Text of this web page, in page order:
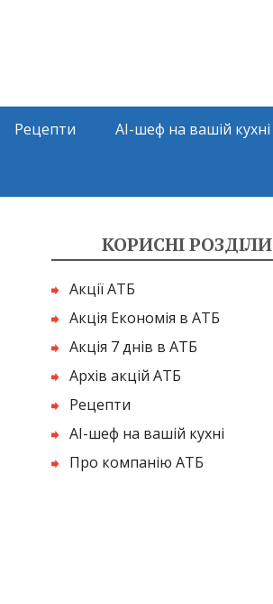
Рецепти AI-шеф на вашій кухні
КОРИСНІ РОЗДІЛИ
Акції АТБ
Акція Економія в АТБ
Акція 7 днів в АТБ
Архів акцій АТБ
Рецепти
AI-шеф на вашій кухні
Про компанію АТБ